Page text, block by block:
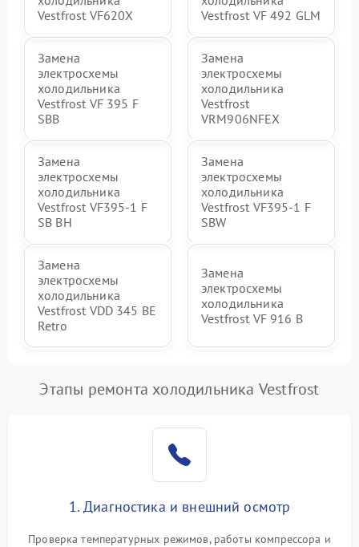
Vestfrost VF620X
Vestfrost VF 492 GLM
Замена
электросхемы
холодильника
Vestfrost VF 395 F
SBB
Замена
электросхемы
холодильника
Vestfrost
VRM906NFEX
Замена
электросхемы
холодильника
Vestfrost VF395-1 F
SB BH
Замена
электросхемы
холодильника
Vestfrost VF395-1 F
SBW
Замена
электросхемы
холодильника
Vestfrost VDD 345 BE
Retro
Замена
электросхемы
холодильника
Vestfrost VF 916 B
Этапы ремонта холодильника Vestfrost
1. Диагностика и внешний осмотр
Проверка температурных режимов, работы компрессора и